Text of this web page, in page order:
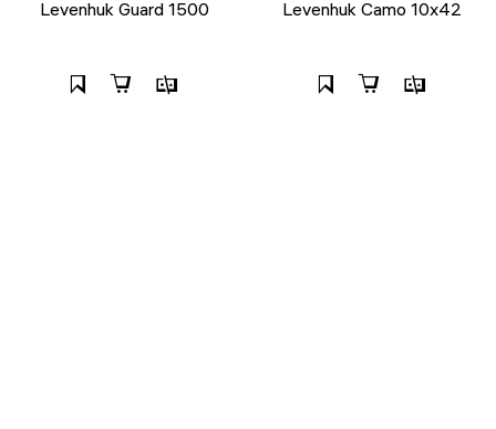
Levenhuk Guard 1500 Levenhuk Camo 10x42